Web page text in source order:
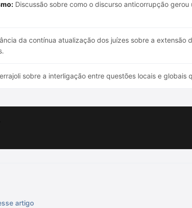
Discussão sobre como o discurso anticorrupção
da contínua atualização dos juízes sobre a extensão
sobre a interligação entre questões locais e
artigo